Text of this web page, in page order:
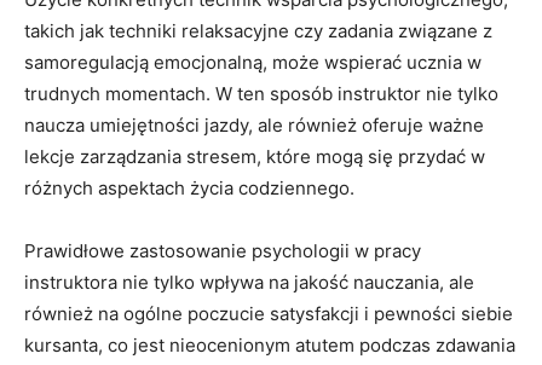
takich ⁢jak techniki relaksacyjne​ czy zadania związane z
samoregulacją⁢ emocjonalną, ⁢może ​wspierać ucznia w​
trudnych‍ momentach. W ten sposób instruktor nie ⁢tylko
naucza umiejętności jazdy,⁢ ale również​ oferuje ważne
lekcje ⁢zarządzania‌ stresem, ​które ⁢mogą się​ przydać w
⁢różnych ‍aspektach życia ‌codziennego.
Prawidłowe zastosowanie psychologii w pracy
instruktora nie tylko wpływa ​na jakość nauczania, ale⁤
również na ogólne​ poczucie satysfakcji i pewności siebie
kursanta, co ⁤jest nieocenionym ​atutem podczas zdawania